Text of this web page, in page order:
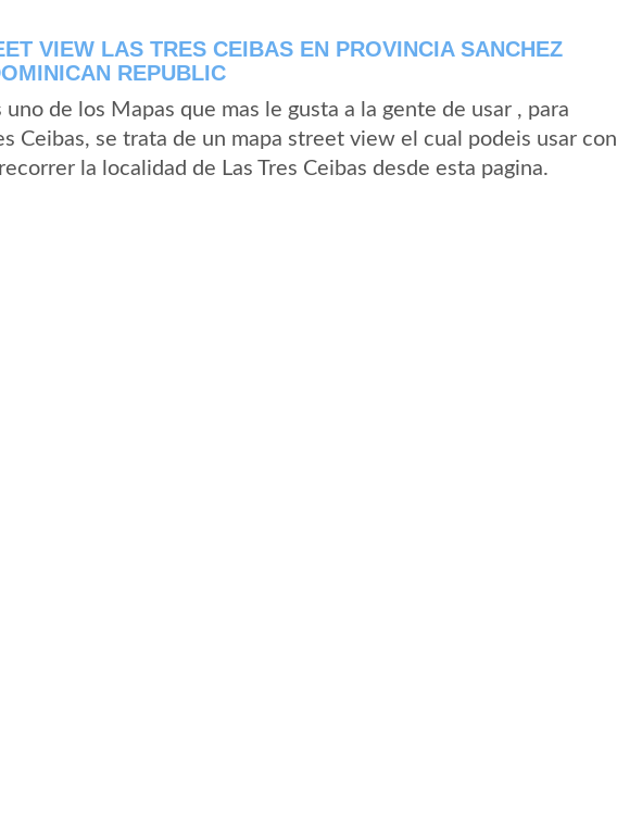
VIEW LAS TRES CEIBAS EN PROVINCIA SANCHEZ
REPUBLIC
de los Mapas que mas le gusta a la gente de usar , para
Ceibas, se trata de un mapa street view el cual podeis usar con
la localidad de Las Tres Ceibas desde esta pagina.